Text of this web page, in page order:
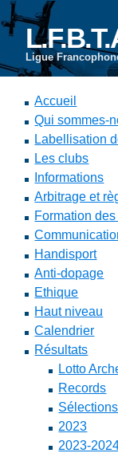
Ligue
Accueil
Qui sommes-
Labellisation
Les clubs
Informations
Arbitrage et
Formation
Handisport
Anti-dopage
Ethique
Haut niveau
Calendrier
Résultats
Lotto
Records
2023
2023-